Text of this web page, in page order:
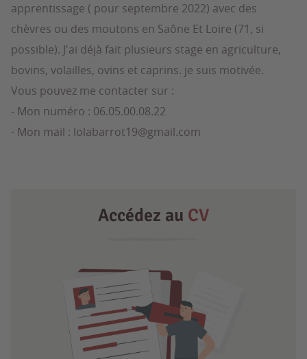
apprentissage ( pour septembre 2022) avec des
chèvres ou des moutons en Saône Et Loire (71, si
possible). J'ai déjà fait plusieurs stage en agriculture,
bovins, volailles, ovins et caprins. je suis motivée.
Vous pouvez me contacter sur :
- Mon numéro : 06.05.00.08.22
- Mon mail : lolabarrot19@gmail.com
Accédez au CV